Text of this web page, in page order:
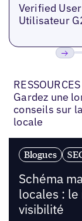
Verified
Utilisateur
Gardez une
conseils sur
locale
Blogues
Schéma
locales :
visibilité